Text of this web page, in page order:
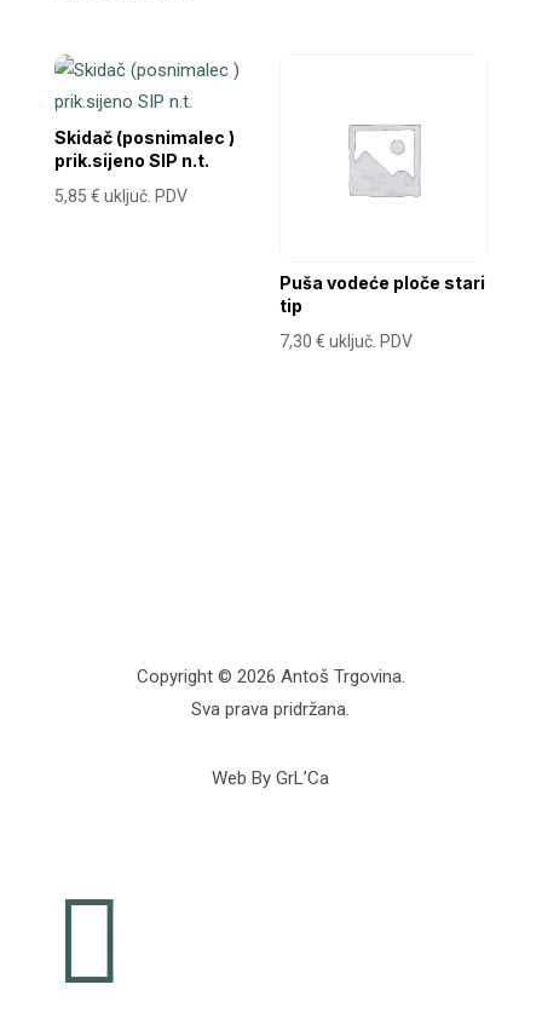
Skidač (posnimalec )
prik.sijeno SIP n.t.
5,85 € uključ. PDV
Puša vodeće ploče stari
tip
7,30€ uključ. PDV
Copyright © 2026 Antoš Trgovina.
Sva prava pridržana.
Web By GrL’Ca
